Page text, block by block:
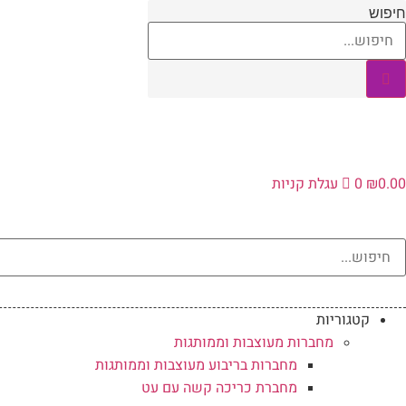
דלג
לתוכן
חיפוש
₪0.00
0 עגלת קניות
קטגוריות
מחברות מעוצבות וממותגות
מחברות בריבוע מעוצבות וממותגות
מחברת כריכה קשה עם עט